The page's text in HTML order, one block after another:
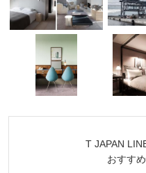
T JAPAN
おすす